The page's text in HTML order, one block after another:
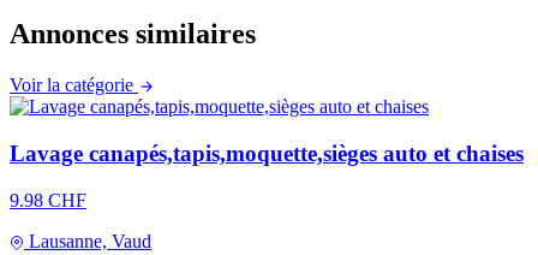
Annonces similaires
Voir la catégorie
Lavage canapés,tapis,moquette,sièges auto et chaises
9.98 CHF
Lausanne, Vaud